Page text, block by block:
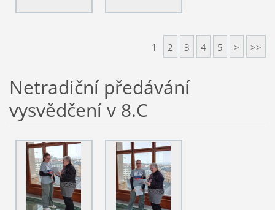
1 2 3 4 5 > >>
Netradiční předávání
vysvědčení v 8.C